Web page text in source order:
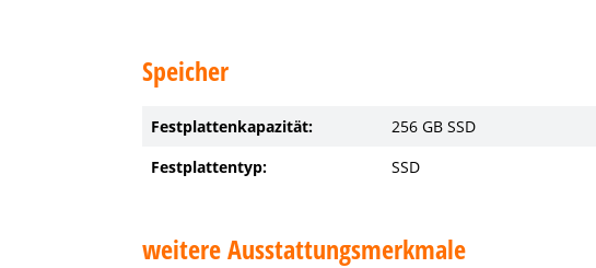
Speicher
Festplattenkapazität:
256 GB SSD
Festplattentyp:
SSD
weitere Ausstattungsmerkmale